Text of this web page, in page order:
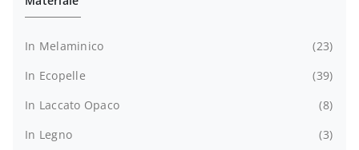
In Melaminico
23
In Ecopelle
39
In Laccato Opaco
8
In Legno
3